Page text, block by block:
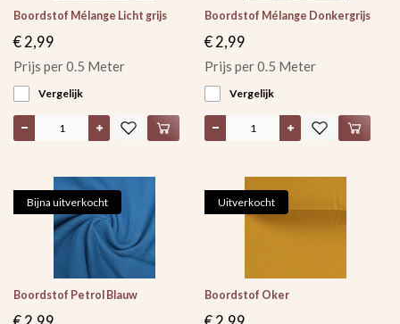
Boordstof Mélange Licht grijs
€ 2,99
Prijs per 0.5 Meter
Vergelijk
Boordstof Mélange Donkergrijs
€ 2,99
Prijs per 0.5 Meter
Vergelijk
Bijna uitverkocht
Boordstof Petrol Blauw
Uitverkocht
Boordstof Oker